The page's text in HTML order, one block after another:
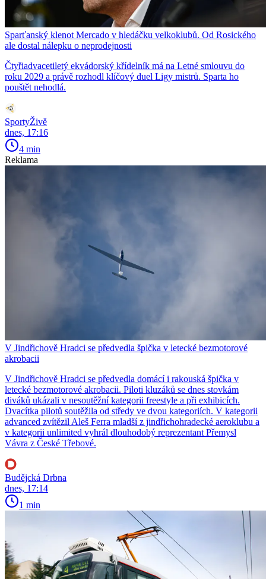
Sparťanský klenot Mercado v hledáčku velkoklubů. Od Rosického
ale dostal nálepku o neprodejnosti
Čtyřiadvacetiletý ekvádorský křídelník má na Letné smlouvu do
roku 2029 a právě rozhodl klíčový duel Ligy mistrů. Sparta ho
pouštět nehodlá.
SportyŽivě
dnes, 17:16
4 min
Reklama
V Jindřichově Hradci se předvedla špička v letecké bezmotorové
akrobacii
V Jindřichově Hradci se předvedla domácí i rakouská špička v
letecké bezmotorové akrobacii. Piloti kluzáků se dnes stovkám
diváků ukázali v nesoutěžní kategorii freestyle a při exhibicích.
Dvacítka pilotů soutěžila od středy ve dvou kategoriích. V kategorii
advanced zvítězil Aleš Ferra mladší z jindřichohradecké aeroklubu a
v kategorii unlimited vyhrál dlouhodobý reprezentant Přemysl
Vávra z České Třebové.
Budějcká Drbna
dnes, 17:14
1 min